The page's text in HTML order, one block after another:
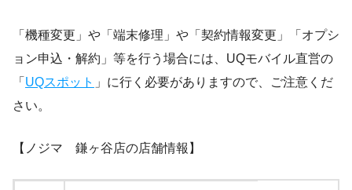
「機種変更」や「端末修理」や「契約情報変更」「オプシ
ョン申込・解約」等を行う場合には、UQモバイル直営の
「 UQスポット 」に行く必要がありますので、ご注意くだ
さい。
【ノジマ 鎌ヶ谷店の店舗情報】